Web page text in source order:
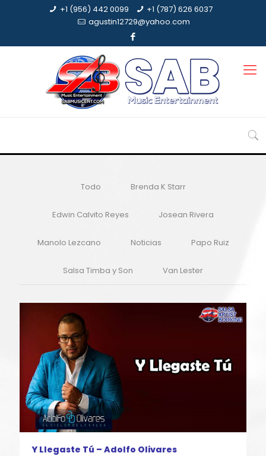
+1 (956) 442 0099
+1 (787) 626 6037
agustin12729@yahoo.com
Todo Brenda K Starr
Edwin Calvito Reyes Josean Rivera
Manolo Lezcano Noticias Papo Ruiz
Salsa Timba y Son Van Lester
Y Llegaste Tú – Adolfo Olivares